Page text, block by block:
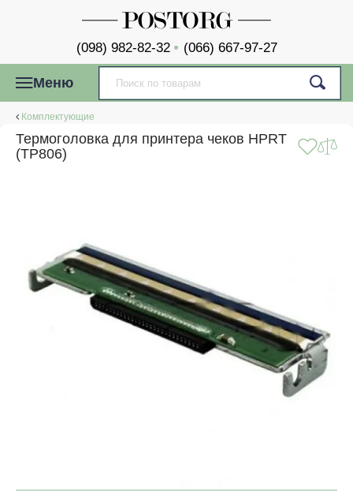
(098) 982-82-32 (066) 667-97-27
Меню
Комплектующие
Термоголовка для принтера чеков HPRT
(TP806)